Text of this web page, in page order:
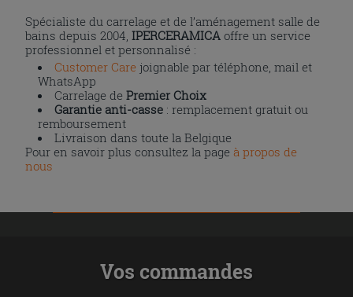
Spécialiste du carrelage et de l’aménagement salle de
bains depuis 2004,IPERCERAMICA offre un service
professionnel et personnalisé :
Customer Care joignable par téléphone, mail et
WhatsApp
Carrelage dePremier Choix
Garantie anti-casse : remplacement gratuit ou
remboursement
Livraison dans toute la Belgique
Pour en savoir plus consultez la page à propos de
nous
Vos commandes